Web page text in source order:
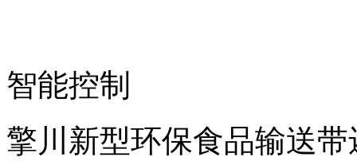
智能控制
擎川新型环保食品输送